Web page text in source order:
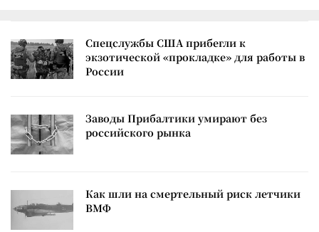
Спецслужбы США прибегли к
экзотической «прокладке» для работы в
России
Заводы Прибалтики умирают без
российского рынка
Как шли на смертельный риск летчики
ВМФ